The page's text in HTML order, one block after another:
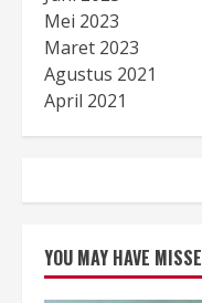
Mei 2023
Maret 2023
Agustus 2021
April 2021
YOU MAY HAVE